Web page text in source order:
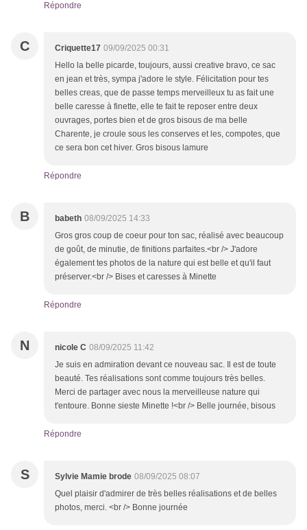
Répondre
C Criquette17 09/09/2025 00:31
Hello la belle picarde, toujours, aussi creative bravo, ce sac
en jean et très, sympa j'adore le style. Félicitation pour tes
belles creas, que de passe temps merveilleux tu as fait une
belle caresse à finette, elle te fait te reposer entre deux
ouvrages, portes bien et de gros bisous de ma belle
Charente, je croule sous les conserves et les, compotes, que
ce sera bon cet hiver. Gros bisous lamure
Répondre
B babeth 08/09/2025 14:33
Gros gros coup de coeur pour ton sac, réalisé avec beaucoup
de goût, de minutie, de finitions parfaites.<br /> J'adore
également tes photos de la nature qui est belle et qu'il faut
préserver.<br /> Bises et caresses à Minette
Répondre
N nicole C 08/09/2025 11:42
Je suis en admiration devant ce nouveau sac. Il est de toute
beauté. Tes réalisations sont comme toujours très belles.
Merci de partager avec nous la merveilleuse nature qui
t'entoure. Bonne sieste Minette !<br /> Belle journée, bisous
Répondre
S Sylvie Mamie brode 08/09/2025 08:07
Quel plaisir d'admirer de très belles réalisations et de belles
photos, merci. <br /> Bonne journée